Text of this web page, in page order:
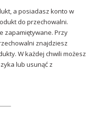
a posiadasz konto w
do przechowalni.
zapamiętywane. Przy
znajdziesz
W każdej chwili możesz
lub usunąć z